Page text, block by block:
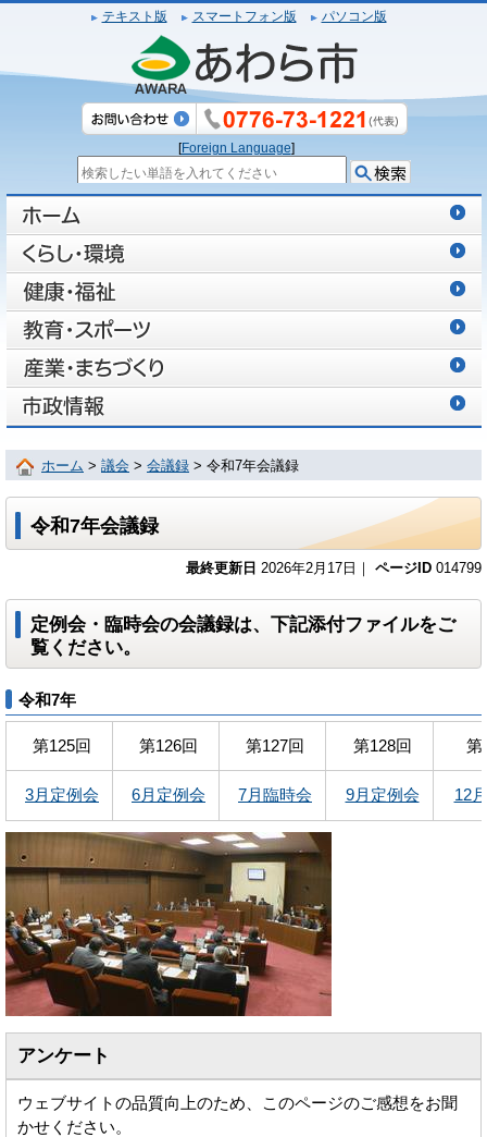
テキスト版 スマートフォン版 パソコン版
[Foreign Language]
ホーム > 議会 > 会議録 > 令和7年会議録
令和7年会議録
最終更新日 2026年2月17日｜ ページID 014799
定例会・臨時会の会議録は、下記添付ファイルをご
覧ください。
令和7年
第125回 第126回 第127回 第128回 第
3月定例会 6月定例会 7月臨時会 9月定例会 12
アンケート
ウェブサイトの品質向上のため、このページのご感想をお聞
かせください。